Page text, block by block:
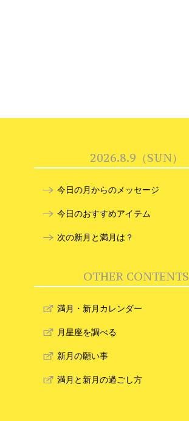
2026.8.9（SUN）
今日の月からのメッセージ
今日のおすすめアイテム
次の新月と満月は？
OTHER CONTENTS
満月・新月カレンダー
月星座を調べる
新月の願い事
満月と新月の過ごし方